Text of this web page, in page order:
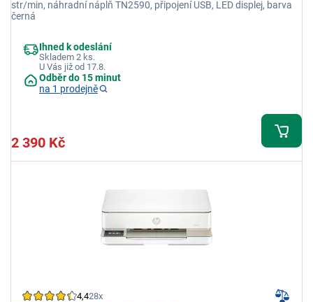
str/min, náhradní náplň TN2590, připojení USB, LED displej, barva
černá
Ihned k odeslání
Skladem 2 ks.
U Vás již od 17.8.
Odběr do 15 minut
na 1 prodejně
2 390 Kč
4,428x